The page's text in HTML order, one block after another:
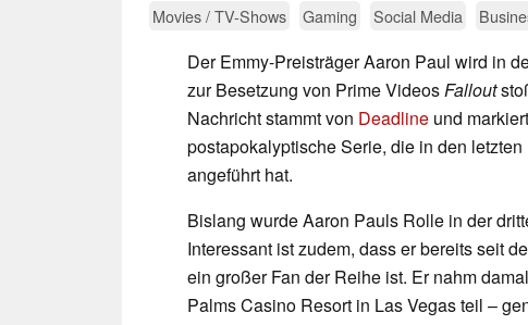
Movies / TV-Shows Gaming Social Media
Der Emmy-Preisträger Aaron Paul wird in
zur Besetzung von Prime VideosFallout
Nachricht stammt von Deadline und
postapokalyptische Serie, die in den
angeführt hat.
Bislang wurde Aaron Pauls Rolle in der
Interessant ist zudem, dass er bereits seit
ein großer Fan der Reihe ist. Er nahm
Palms Casino Resort in Las Vegas teil –